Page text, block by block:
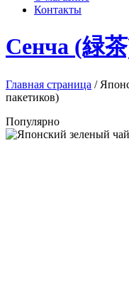
Контакты
Сенча (緑
Главная страница /
пакетиков)
Популярно